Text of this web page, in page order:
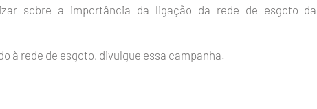
sobre a importância da ligação da rede de esgoto da
à rede de esgoto, divulgue essa campanha.